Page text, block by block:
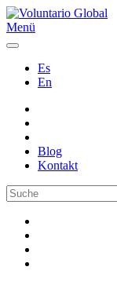
Menü
Es
En
Blog
Kontakt